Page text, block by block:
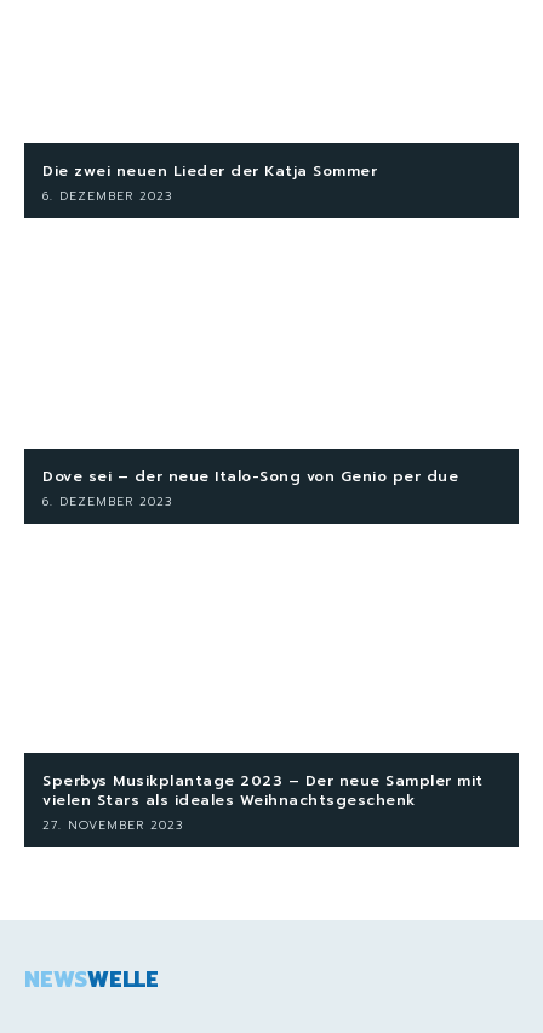
Die zwei neuen Lieder der Katja Sommer
6. DEZEMBER 2023
Dove sei – der neue Italo-Song von Genio per due
6. DEZEMBER 2023
Sperbys Musikplantage 2023 – Der neue Sampler mit
vielen Stars als ideales Weihnachtsgeschenk
27. NOVEMBER 2023
NEWSWELLE